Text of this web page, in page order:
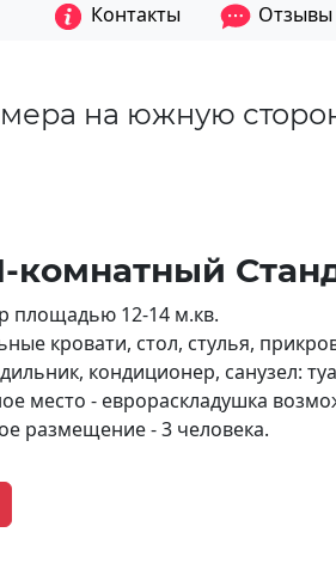
Контакты Отзывы
на южную
комнатный
площадью 12-14 м.кв.
кровати, стол, стулья,
кондиционер, санузел:
место - еврораскладушка
размещение - 3 человека.